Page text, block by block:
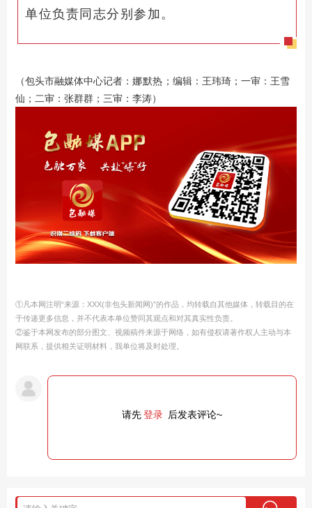
单位负责同志分别参加。
（包头市融媒体中心记者： 娜默热 ；编辑：王玮琦；一审：王雪
仙；二审：张群群；三审：李涛）
①凡本网注明“来源：XXX(非包头新闻网)”的作品，均转载自其他媒体，转载目的在
于传递更多信息，并不代表本单位赞同其观点和对其真实性负责。
②鉴于本网发布的部分图文、视频稿件来源于网络，如有侵权请著作权人主动与本
网联系，提供相关证明材料，我单位将及时处理。
请先登录 后发表评论~